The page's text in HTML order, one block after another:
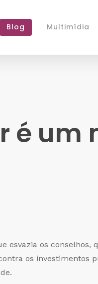
Blog Multimídia
é um
esvazia os conselhos,
os investimentos